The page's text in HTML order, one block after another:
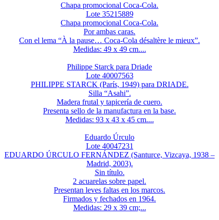
Chapa promocional Coca-Cola.
Lote 35215889
Chapa promocional Coca-Cola.
Por ambas caras.
Con el lema “À la pause… Coca-Cola désaltère le mieux”.
Medidas: 49 x 49 cm....
Philippe Starck para Driade
Lote 40007563
PHILIPPE STARCK (París, 1949) para DRIADE.
Silla “Asahi”.
Madera frutal y tapicería de cuero.
Presenta sello de la manufactura en la base.
Medidas: 93 x 43 x 45 cm....
Eduardo Úrculo
Lote 40047231
EDUARDO ÚRCULO FERNÁNDEZ (Santurce, Vizcaya, 1938 –
Madrid, 2003).
Sin título.
2 acuarelas sobre papel.
Presentan leves faltas en los marcos.
Firmados y fechados en 1964.
Medidas: 29 x 39 cm;...